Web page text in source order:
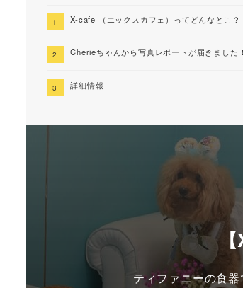
X-cafe （エックスカフェ）ってどんなとこ？
Cherieちゃんから写真レポートが届きました！
詳細情報
【
ティファニーの食